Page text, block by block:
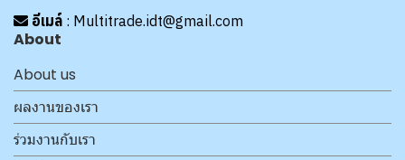
อีเมล์ : Multitrade.idt@gmail.com
About
About us
ผลงานของเรา
ร่วมงานกับเรา